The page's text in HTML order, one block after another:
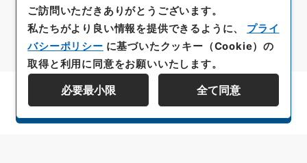
資料群階層を表示する
ご訪問いただきありがとうございます。
私たちがより良い情報を提供できるように、 プライ
バシーポリシー に基づいたクッキー（Cookie）の
取得と利用に同意をお願いいたします。
必要最小限 全て同意